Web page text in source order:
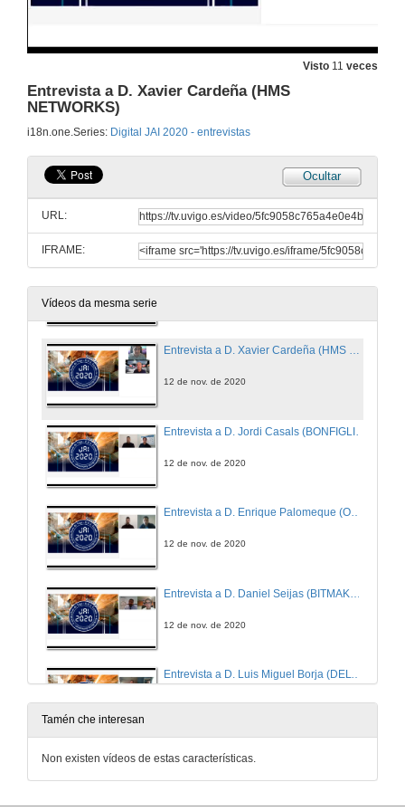
Visto 11 veces
Entrevista a D. Xavier Cardeña (HMS
NETWORKS)
i18n.one.Series: Digital JAI 2020 - entrevistas
Ocultar
URL:
IFRAME:
Vídeos da mesma serie
12 de nov. de 2020
Entrevista a D. Marcos García (B&R)
12 de nov. de 2020
Entrevista a D. Jose Javier Prieto (SCHNEIDER ELECTRIC)
Entrevista a D. Xavier Cardeña (HMS NETWORKS)
12 de nov. de 2020
12 de nov. de 2020
Entrevista a D. Enrique Palomeque (ONROBOT)
12 de nov. de 2020
12 de nov. de 2020
Entrevista a D. Luis Miguel Borja (DELTA)
12 de nov. de 2020
Tamén che interesan
Non existen vídeos de estas características.